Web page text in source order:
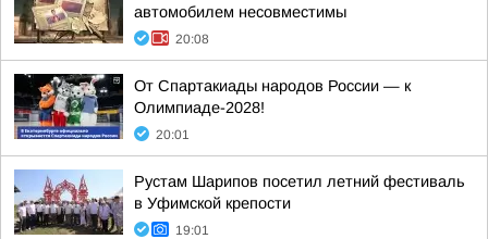
автомобилем несовместимы
20:08
От Спартакиады народов России — к
Олимпиаде-2028!
20:01
Рустам Шарипов посетил летний фестиваль
в Уфимской крепости
19:01